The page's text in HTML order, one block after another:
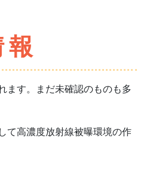
す。まだ未確認のものも多
高濃度放射線被曝環境の作